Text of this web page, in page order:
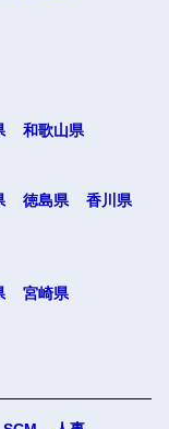
和歌山県
徳島県
香川県
宮崎県